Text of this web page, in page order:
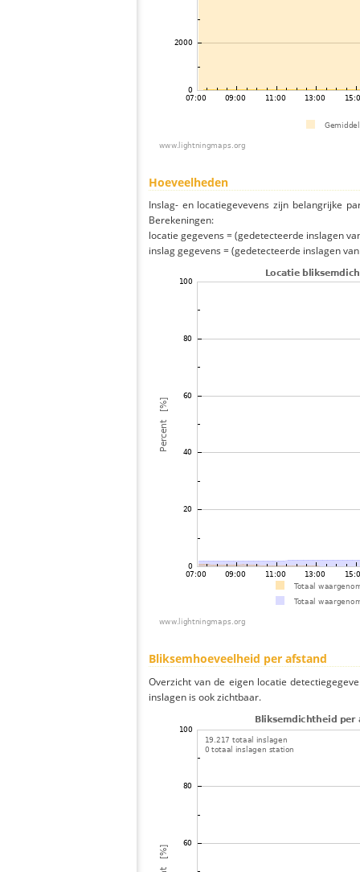
Hoeveelheden
Inslag- en locatiegevevens zijn belangrijke
Berekeningen:
locatie gegevens = (gedetecteerde inslagen
inslag gegevens = (gedetecteerde inslagen
Bliksemhoeveelheid per afstand
Overzicht van de eigen locatie
inslagen is ook zichtbaar.